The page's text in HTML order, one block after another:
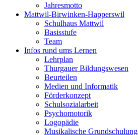
Jahresmotto
Mattwil-Birwinken-Happerswil
Schulhaus Mattwil
Basisstufe
Team
Infos rund ums Lernen
Lehrplan
Thurgauer Bildungswesen
Beurteilen
Medien und Informatik
Förderkonzept
Schulsozialarbeit
Psychomotorik
Logopädie
Musikalische Grundschulung